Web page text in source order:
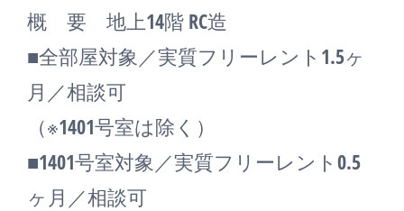
概 要 地上14階 RC造
■全部屋対象／実質フリーレント1.5ヶ
月／相談可
（※1401号室は除く）
■1401号室対象／実質フリーレント0.5
ヶ月／相談可